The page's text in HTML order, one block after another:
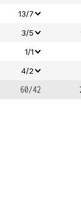
13/7
3/5
1/1
4/2
60/42